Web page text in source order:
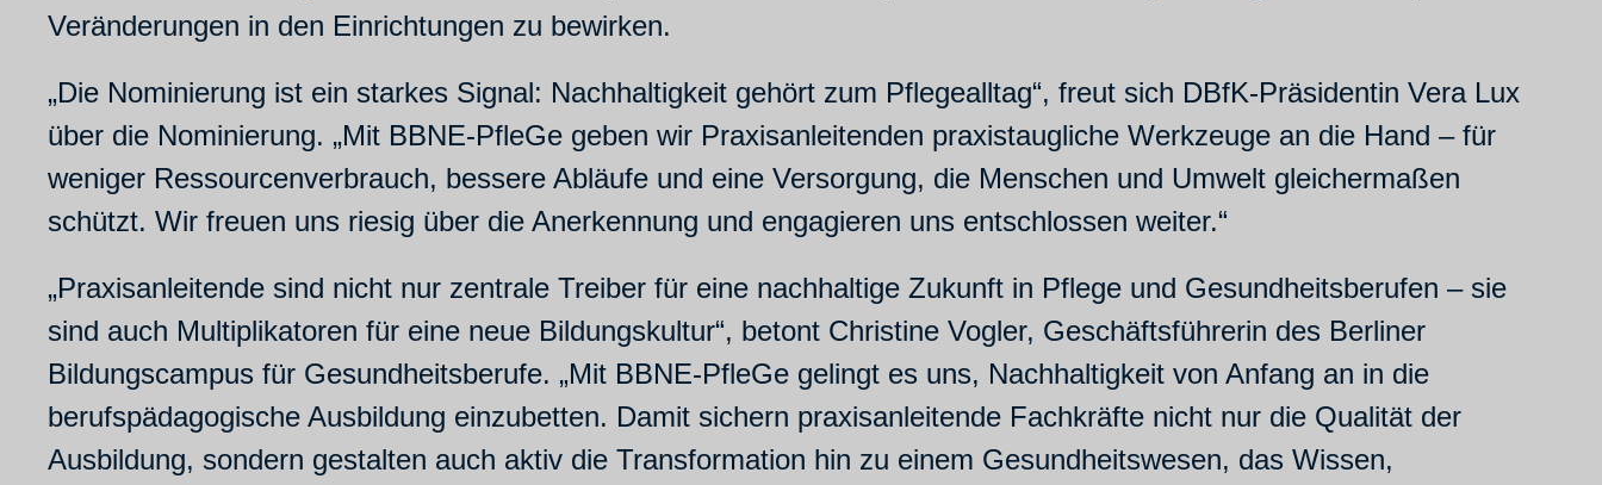
Veränderungen in den Einrichtungen zu bewirken.
„Die Nominierung ist ein starkes Signal: Nachhaltigkeit gehört zum Pflegealltag“, freut sich DBfK-Präsidentin Vera Lux
über die Nominierung. „Mit BBNE-PfleGe geben wir Praxisanleitenden praxistaugliche Werkzeuge an die Hand – für
weniger Ressourcenverbrauch, bessere Abläufe und eine Versorgung, die Menschen und Umwelt gleichermaßen
schützt. Wir freuen uns riesig über die Anerkennung und engagieren uns entschlossen weiter.“
„Praxisanleitende sind nicht nur zentrale Treiber für eine nachhaltige Zukunft in Pflege und Gesundheitsberufen – sie
sind auch Multiplikatoren für eine neue Bildungskultur“, betont Christine Vogler, Geschäftsführerin des Berliner
Bildungscampus für Gesundheitsberufe. „Mit BBNE-PfleGe gelingt es uns, Nachhaltigkeit von Anfang an in die
berufspädagogische Ausbildung einzubetten. Damit sichern praxisanleitende Fachkräfte nicht nur die Qualität der
Ausbildung, sondern gestalten auch aktiv die Transformation hin zu einem Gesundheitswesen, das Wissen,